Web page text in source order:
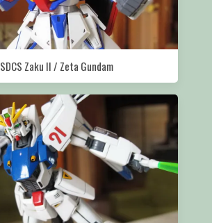
SDCS Zaku II / Zeta Gundam